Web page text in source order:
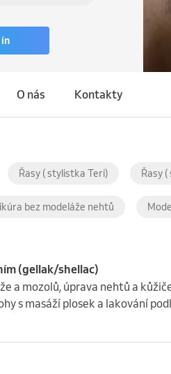
O nás Kontakty
Řasy ( stylistka Teri) Řasy
bez modeláže nehtů
(gellak/shellac)
a mozolů, úprava nehtů a
s masáží plosek a lakování